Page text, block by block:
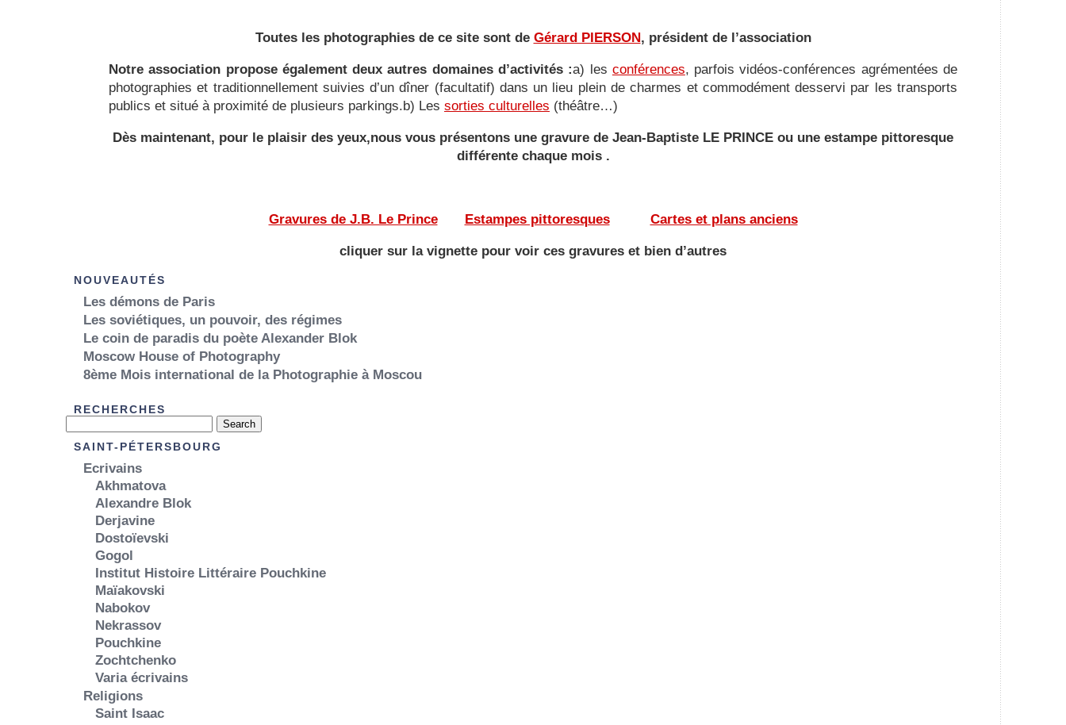
Toutes les photographies de ce site sont de Gérard PIERSON, président de l’association
Notre association propose également deux autres domaines d’activités :a) les conférences, parfois vidéos-conférences agrémentées de
photographies et traditionnellement suivies d’un dîner (facultatif) dans un lieu plein de charmes et commodément desservi par les transports
publics et situé à proximité de plusieurs parkings.b) Les sorties culturelles (théâtre…)
Dès maintenant, pour le plaisir des yeux,nous vous présentons une gravure de Jean-Baptiste LE PRINCE ou une estampe pittoresque
différentechaque mois .
Gravures de J.B. Le Prince—— Estampes pittoresques——— Cartes et plans anciens
cliquer sur la vignette pour voir ces gravures et bien d’autres
NOUVEAUTÉS
Les démons de Paris
Les soviétiques, un pouvoir, des régimes
Le coin de paradis du poète Alexander Blok
Moscow House of Photography
8ème Mois international de la Photographie à Moscou
RECHERCHES
SAINT-PÉTERSBOURG
Ecrivains
Akhmatova
Alexandre Blok
Derjavine
Dostoïevski
Gogol
Institut Histoire Littéraire Pouchkine
Maïakovski
Nabokov
Nekrassov
Pouchkine
Zochtchenko
Varia écrivains
Religions
Saint Isaac